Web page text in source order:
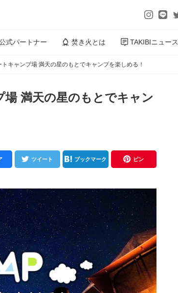
式パートナー 焚き火とは TAKIBIニュース
トキャンプ場 満天の星のもとでキャンプを楽しめる！
場 満天の星のもとでキャン
ツイート ブックマーク ピン